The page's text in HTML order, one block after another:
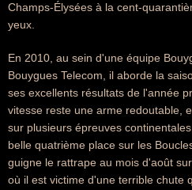
Champs-Élysées à la cent-
yeux.
En 2010, au sein d'une équipe
Bouygues Telecom, il aborde la
ses excellents résultats de l'année
vitesse reste une arme redoutable,
sur plusieurs épreuves
belle quatrième place sur les
guigne le rattrape au mois d'août
où il est victime d'une terrible chute